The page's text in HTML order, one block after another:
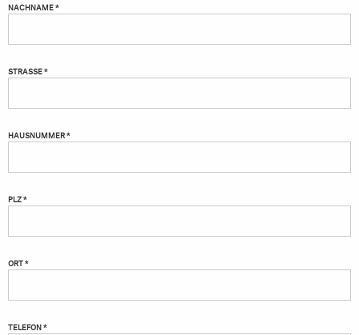
NACHNAME *
STRASSE *
HAUSNUMMER *
PLZ *
ORT *
TELEFON *